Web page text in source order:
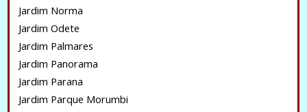
Jardim Norma
Jardim Odete
Jardim Palmares
Jardim Panorama
Jardim Parana
Jardim Parque Morumbi